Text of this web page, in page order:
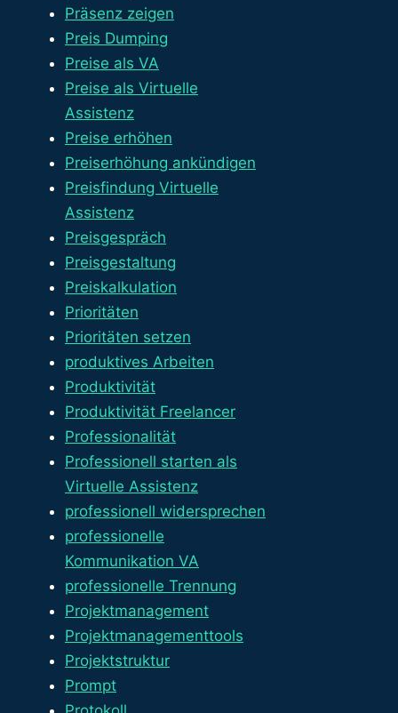
Präsenz zeigen
Preis Dumping
Preise als VA
Preise als Virtuelle
Assistenz
Preise erhöhen
Preiserhöhung ankündigen
Preisfindung Virtuelle
Assistenz
Preisgespräch
Preisgestaltung
Preiskalkulation
Prioritäten
Prioritäten setzen
produktives Arbeiten
Produktivität
Produktivität Freelancer
Professionalität
Professionell starten als
Virtuelle Assistenz
professionell widersprechen
professionelle
Kommunikation VA
professionelle Trennung
Projektmanagement
Projektmanagementtools
Projektstruktur
Prompt